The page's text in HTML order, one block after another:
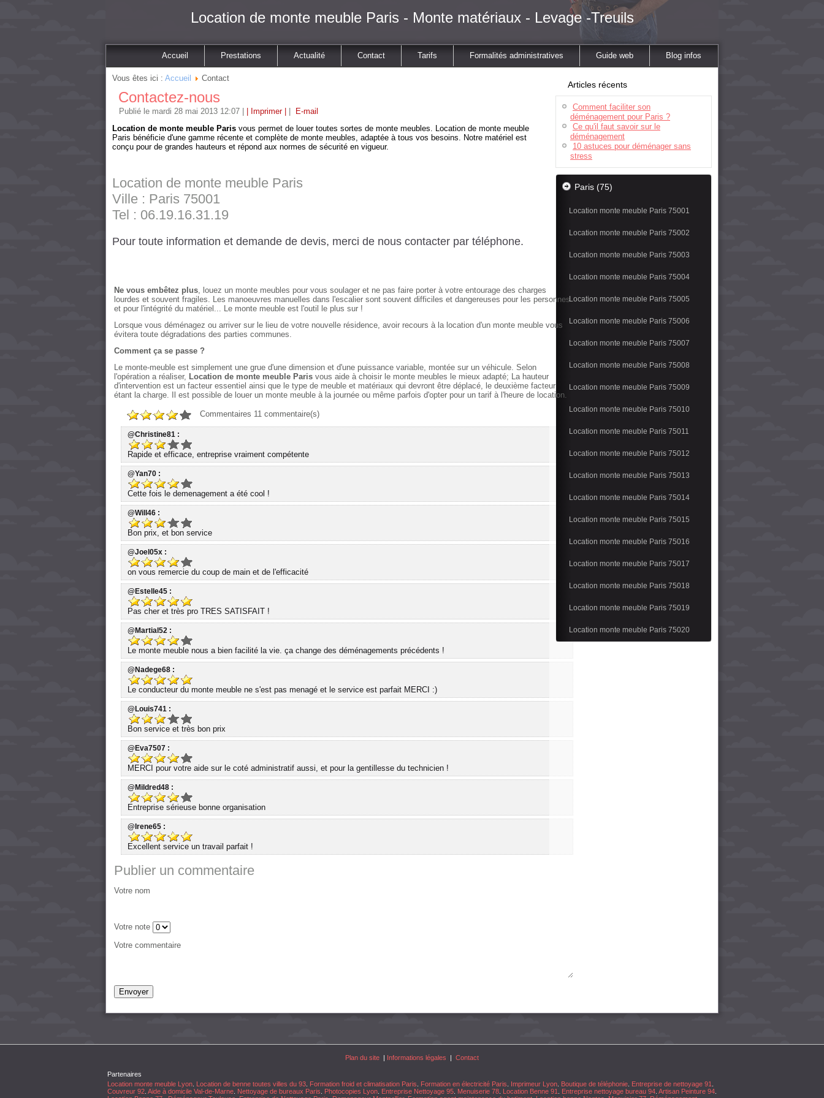
Location de monte meuble Paris - Monte matériaux - Levage -Treuils
Accueil Prestations Actualité Contact Tarifs Formalités administratives Guide web Blog infos
Vous êtes ici : Accueil Contact
Contactez-nous
Publié le mardi 28 mai 2013 12:07 | Imprimer |
E-mail
Location de monte meuble Paris vous permet de louer toutes sortes de monte meubles. Location de monte meuble
Paris bénéficie d'une gamme récente et complète de monte meubles, adaptée à tous vos besoins. Notre matériel est
conçu pour de grandes hauteurs et répond aux normes de sécurité en vigueur.
Location de monte meuble Paris
Ville : Paris 75001
Tel : 06.19.16.31.19
Pour toute information et demande de devis, merci de nous contacter par téléphone.
Ne vous embêtez plus, louez un monte meubles pour vous soulager et ne pas faire porter à votre entourage des charges
lourdes et souvent fragiles. Les manoeuvres manuelles dans l'escalier sont souvent difficiles et dangereuses pour les personnes
et pour l'intégrité du matériel... Le monte meuble est l'outil le plus sur !
Lorsque vous déménagez ou arriver sur le lieu de votre nouvelle résidence, avoir recours à la location d'un monte meuble vous
évitera toute dégradations des parties communes.
Comment ça se passe ?
Le monte-meuble est simplement une grue d'une dimension et d'une puissance variable, montée sur un véhicule. Selon
l'opération a réaliser, Location de monte meuble Paris vous aide à choisir le monte meubles le mieux adapté; La hauteur
d'intervention est un facteur essentiel ainsi que le type de meuble et matériaux qui devront être déplacé, le deuxième facteur
étant la charge. Il est possible de louer un monte meuble à la journée ou même parfois d'opter pour un tarif à l'heure de location.
Commentaires 11 commentaire(s)
@Christine81 :
Rapide et efficace, entreprise vraiment compétente
@Yan70 :
Cette fois le demenagement a été cool !
@Will46 :
Bon prix, et bon service
@Joel05x :
on vous remercie du coup de main et de l'efficacité
@Estelle45 :
Pas cher et très pro TRES SATISFAIT !
@Martial52 :
Le monte meuble nous a bien facilité la vie. ça change des déménagements précédents !
@Nadege68 :
Le conducteur du monte meuble ne s'est pas menagé et le service est parfait MERCI :)
@Louis741 :
Bon service et très bon prix
@Eva7507 :
MERCI pour votre aide sur le coté administratif aussi, et pour la gentillesse du technicien !
@Mildred48 :
Entreprise sérieuse bonne organisation
@Irene65 :
Excellent service un travail parfait !
Publier un commentaire
Votre nom
Votre note
Votre commentaire
Articles récents
Comment faciliter son
déménagement pour Paris ?
Ce qu'il faut savoir sur le
déménagement
10 astuces pour déménager sans
stress
Paris (75)
Location monte meuble Paris 75001
Location monte meuble Paris 75002
Location monte meuble Paris 75003
Location monte meuble Paris 75004
Location monte meuble Paris 75005
Location monte meuble Paris 75006
Location monte meuble Paris 75007
Location monte meuble Paris 75008
Location monte meuble Paris 75009
Location monte meuble Paris 75010
Location monte meuble Paris 75011
Location monte meuble Paris 75012
Location monte meuble Paris 75013
Location monte meuble Paris 75014
Location monte meuble Paris 75015
Location monte meuble Paris 75016
Location monte meuble Paris 75017
Location monte meuble Paris 75018
Location monte meuble Paris 75019
Location monte meuble Paris 75020
Plan du site | Informations légales | Contact
Partenaires
Location monte meuble Lyon Location de benne toutes villes du 93 Formation froid et climatisation Paris Formation en électricité Paris Imprimeur Lyon Boutique de téléphonie Entreprise de nettoyage 91
Couvreur 92 Aide à domicile Val-de-Marne Nettoyage de bureaux Paris Photocopies Lyon Entreprise Nettoyage 95 Menuiserie 78 Location Benne 91 Entreprise nettoyage bureau 94 Artisan Peinture 94